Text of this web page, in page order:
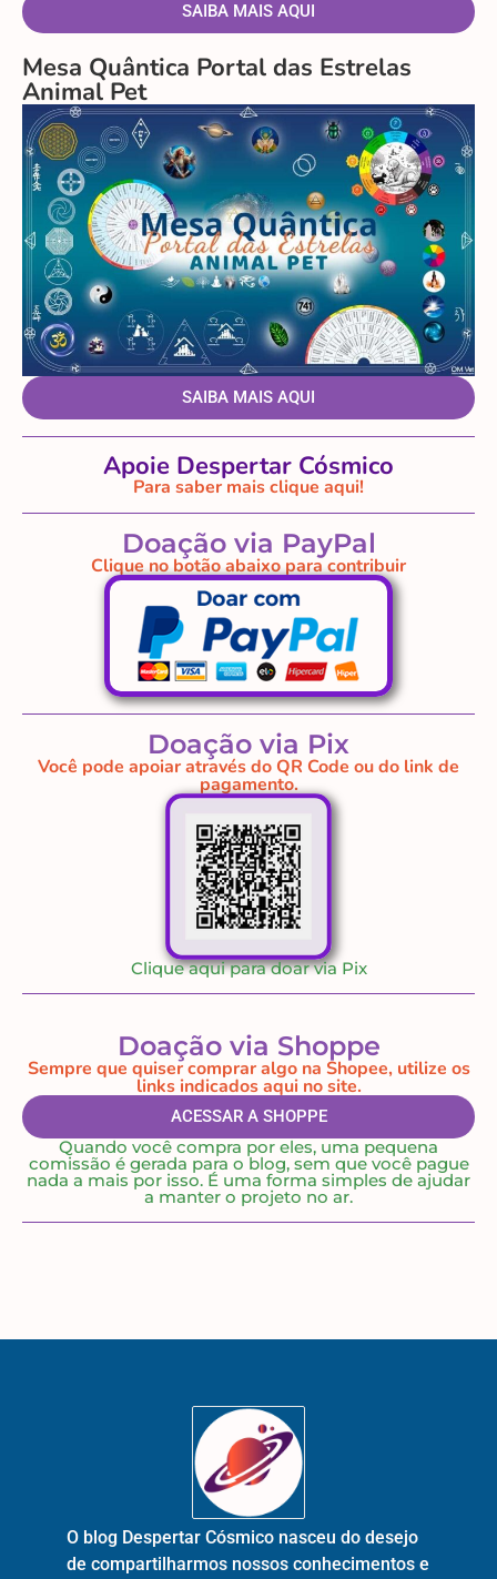
SAIBA MAIS AQUI
Mesa Quântica Portal das Estrelas
Animal Pet
SAIBA MAIS AQUI
Apoie Despertar Cósmico
Para saber mais clique aqui!
Doação via PayPal
Clique no botão abaixo para contribuir
Doação via Pix
Você pode apoiar através do QR Code ou do link de
pagamento.
Clique aqui para doar via Pix
Doação via Shoppe
Sempre que quiser comprar algo na Shopee, utilize os
links indicados aqui no site.
ACESSAR A SHOPPE
Quando você compra por eles, uma pequena
comissão é gerada para o blog, sem que você pague
nada a mais por isso. É uma forma simples de ajudar
a manter o projeto no ar.
O blog Despertar Cósmico nasceu do desejo
de compartilharmos nossos conhecimentos e